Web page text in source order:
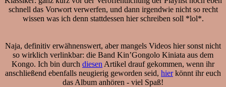
schnell das Vorwort verwerfen, und dann irgendwie nicht so recht
wissen was ich denn stattdessen hier schreiben soll *lol*.
Naja, definitiv erwähnenswert, aber mangels Videos hier sonst nicht
so wirklich verlinkbar: die Band Kin’Gongolo Kiniata aus dem
Kongo. Ich bin durch diesen Artikel drauf gekommen, wenn ihr
anschließend ebenfalls neugierig geworden seid, hierkönnt ihr euch
das Album anhören - viel Spaß!